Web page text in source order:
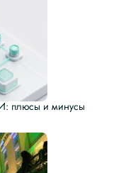
плюсы и минусы